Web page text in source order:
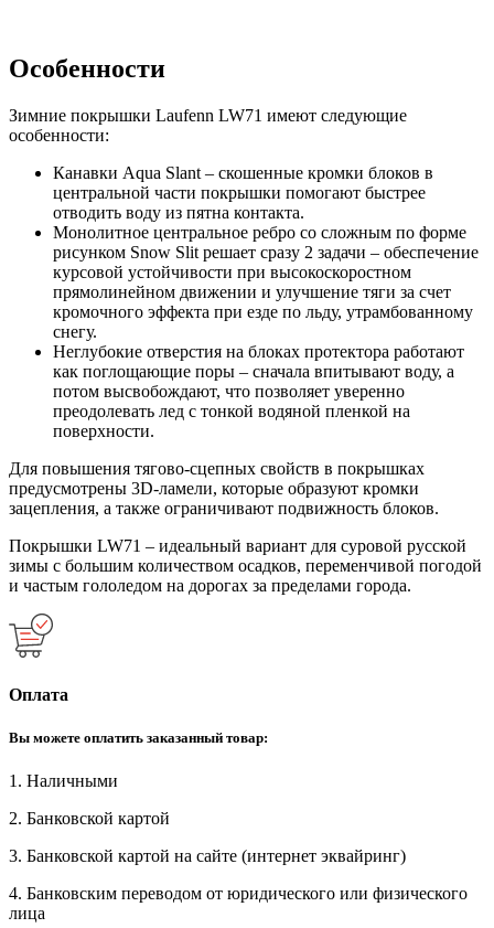
Особенности
Зимние покрышки Laufenn LW71 имеют следующие
особенности:
Канавки Aqua Slant – скошенные кромки блоков в
центральной части покрышки помогают быстрее
отводить воду из пятна контакта.
Монолитное центральное ребро со сложным по форме
рисунком Snow Slit решает сразу 2 задачи – обеспечение
курсовой устойчивости при высокоскоростном
прямолинейном движении и улучшение тяги за счет
кромочного эффекта при езде по льду, утрамбованному
снегу.
Неглубокие отверстия на блоках протектора работают
как поглощающие поры – сначала впитывают воду, а
потом высвобождают, что позволяет уверенно
преодолевать лед с тонкой водяной пленкой на
поверхности.
Для повышения тягово-сцепных свойств в покрышках
предусмотрены 3D-ламели, которые образуют кромки
зацепления, а также ограничивают подвижность блоков.
Покрышки LW71 – идеальный вариант для суровой русской
зимы с большим количеством осадков, переменчивой погодой
и частым гололедом на дорогах за пределами города.
Оплата
Вы можете оплатить заказанный товар:
1. Наличными
2. Банковской картой
3. Банковской картой на сайте (интернет эквайринг)
4. Банковским переводом от юридического или физического
лица